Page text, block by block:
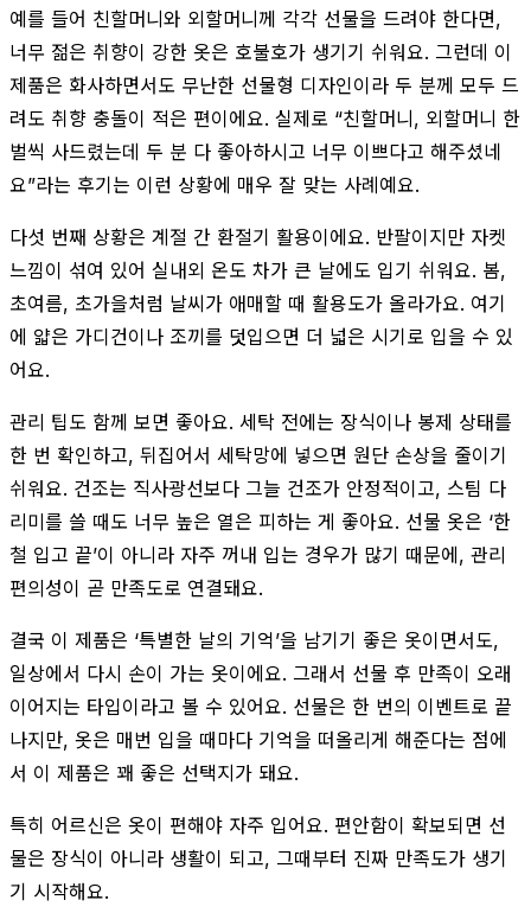
예를 들어 친할머니와 외할머니께 각각 선물을 드려야 한다면,
너무 젊은 취향이 강한 옷은 호불호가 생기기 쉬워요. 그런데 이
제품은 화사하면서도 무난한 선물형 디자인이라 두 분께 모두 드
려도 취향 충돌이 적은 편이에요. 실제로 “친할머니, 외할머니 한
벌씩 사드렸는데 두 분 다 좋아하시고 너무 이쁘다고 해주셨네
요”라는 후기는 이런 상황에 매우 잘 맞는 사례예요.
다섯 번째 상황은 계절 간 환절기 활용이에요. 반팔이지만 자켓
느낌이 섞여 있어 실내외 온도 차가 큰 날에도 입기 쉬워요. 봄,
초여름, 초가을처럼 날씨가 애매할 때 활용도가 올라가요. 여기
에 얇은 가디건이나 조끼를 덧입으면 더 넓은 시기로 입을 수 있
어요.
관리 팁도 함께 보면 좋아요. 세탁 전에는 장식이나 봉제 상태를
한 번 확인하고, 뒤집어서 세탁망에 넣으면 원단 손상을 줄이기
쉬워요. 건조는 직사광선보다 그늘 건조가 안정적이고, 스팀 다
리미를 쓸 때도 너무 높은 열은 피하는 게 좋아요. 선물 옷은 ‘한
철 입고 끝’이 아니라 자주 꺼내 입는 경우가 많기 때문에, 관리
편의성이 곧 만족도로 연결돼요.
결국 이 제품은 ‘특별한 날의 기억’을 남기기 좋은 옷이면서도,
일상에서 다시 손이 가는 옷이에요. 그래서 선물 후 만족이 오래
이어지는 타입이라고 볼 수 있어요. 선물은 한 번의 이벤트로 끝
나지만, 옷은 매번 입을 때마다 기억을 떠올리게 해준다는 점에
서 이 제품은 꽤 좋은 선택지가 돼요.
특히 어르신은 옷이 편해야 자주 입어요. 편안함이 확보되면 선
물은 장식이 아니라 생활이 되고, 그때부터 진짜 만족도가 생기
기 시작해요.